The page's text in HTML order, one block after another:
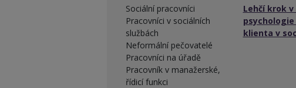
Sociální pracovníci
Pracovníci v sociálních
službách
Neformální pečovatelé
Pracovníci na úřadě
Pracovník v manažerské,
řídicí funkci
Lehčí krok
klienta v